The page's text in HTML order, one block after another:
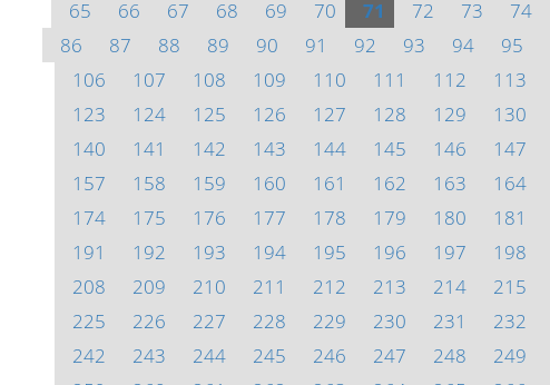
65
66 67 68 69 70 71 72 73 74
86
87 88 89 90 91 92 93 94 95
106
107 108 109 110 111 112 113
123
124 125 126 127 128 129 130
140
141 142 143 144 145 146 147
157
158 159 160 161 162 163 164
174
175 176 177 178 179 180 181
191
192 193 194 195 196 197 198
208
209 210 211 212 213 214 215
225
226 227 228 229 230 231 232
242
243 244 245 246 247 248 249